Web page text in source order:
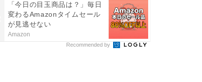
「今日の目玉商品は？」毎日
変わるAmazonタイムセール
が見逃せない
Amazon
Recommended by